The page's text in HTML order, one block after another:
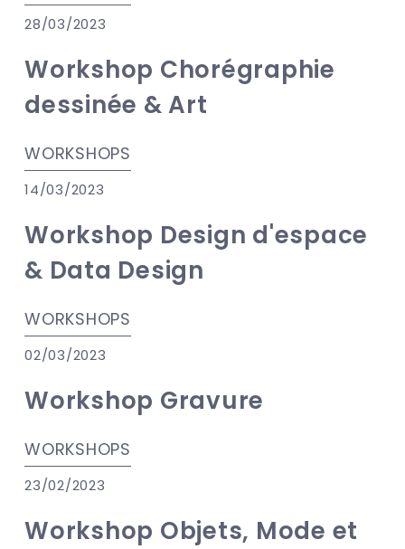
28/03/2023
Workshop Chorégraphie
dessinée & Art
WORKSHOPS
14/03/2023
Workshop Design d'espace
& Data Design
WORKSHOPS
02/03/2023
Workshop Gravure
WORKSHOPS
23/02/2023
Workshop Objets, Mode et